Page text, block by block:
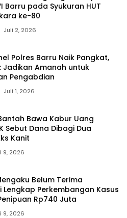
Barru pada Syukuran HUT
ke-80
Juli 2, 2026
Polres Barru Naik Pangkat,
Jadikan Amanah untuk
Pengabdian
Juli 1, 2026
Bawa Kabur Uang
Sebut Dana Dibagi Dua
Kanit
9, 2026
Belum Terima
Lengkap Perkembangan Kasus
Rp740 Juta
9, 2026